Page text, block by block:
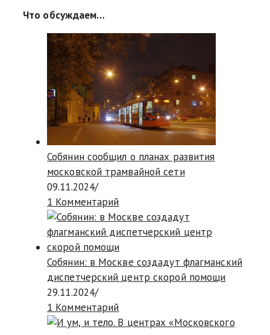
Что обсуждаем…
Собянин сообщил о планах развития
московской трамвайной сети
09.11.2024/
1 Комментарий
Собянин: в Москве создадут флагманский
диспетчерский центр скорой помощи
29.11.2024/
1 Комментарий